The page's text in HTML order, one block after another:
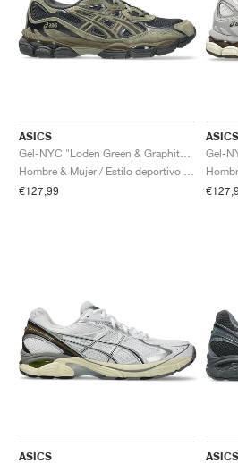
ASICS
€127,99
ASICS
Gel-
ASICS
ASICS